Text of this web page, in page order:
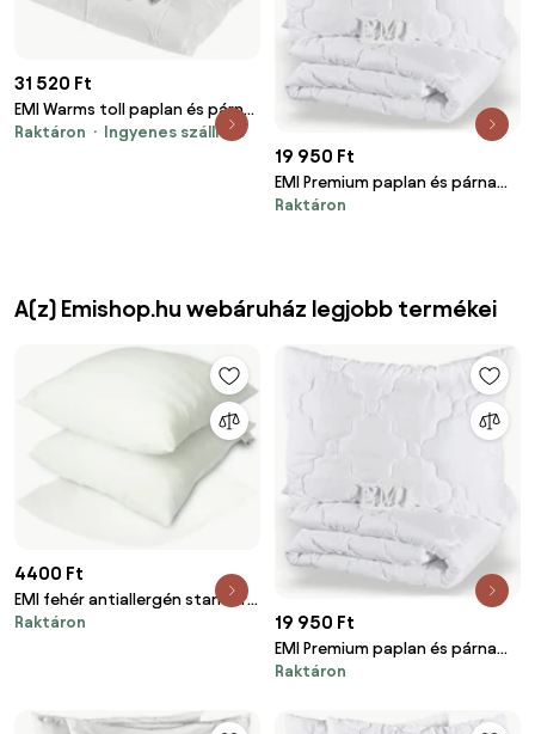
31 520 Ft
EMI Warms toll paplan és párna
készlet 140x200 cm + 50x70 cm
Raktáron Ingyenes szállítás
19 950 Ft
EMI Premium paplan és párna
készlet 140x200 cm + 70x90 cm
Raktáron
A(z) Emishop.hu webáruház legjobb termékei
4400 Ft
EMI fehér antiallergén standard
párna 50x50 cm
Raktáron 19 950 Ft
EMI Premium paplan és párna
készlet 140x200 cm + 70x90 cm
Raktáron